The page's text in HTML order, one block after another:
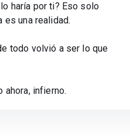
haría por ti? Eso solo
una realidad.
todo volvió a ser lo que
ahora, infierno.